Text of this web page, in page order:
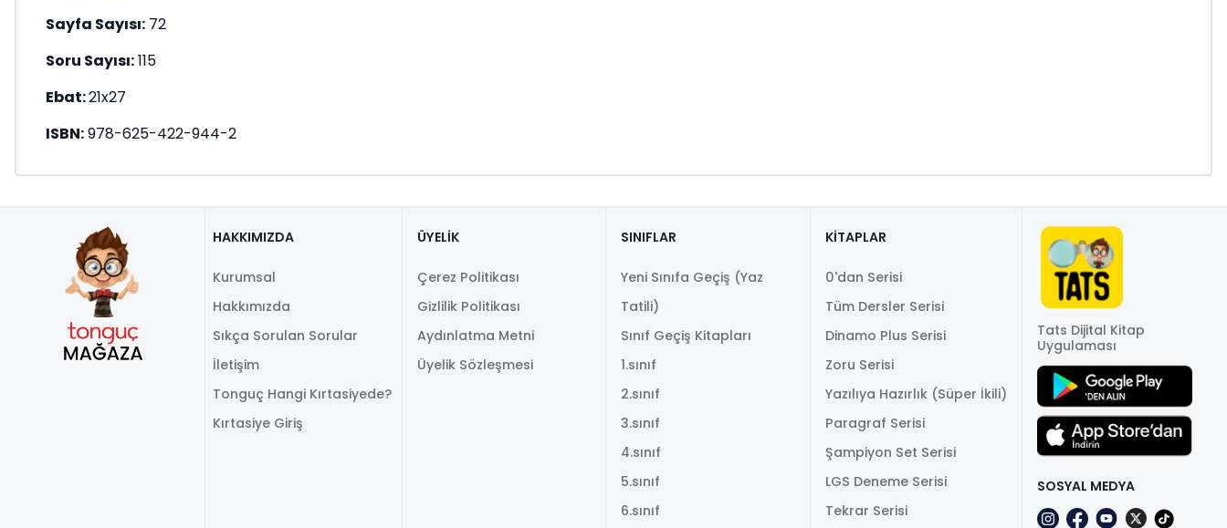
Sayfa Sayısı: 72
Soru Sayısı:115
Ebat:21x27
ISBN:978-625-422-944-2
HAKKIMIZDA
Kurumsal
Hakkımızda
Sıkça Sorulan Sorular
İletişim
Tonguç Hangi Kırtasiyede?
Kırtasiye Giriş
ÜYELİK
Çerez Politikası
Gizlilik Politikası
Aydınlatma Metni
Üyelik Sözleşmesi
SINIFLAR
Yeni Sınıfa Geçiş (Yaz
Tatili)
Sınıf Geçiş Kitapları
1.sınıf
2.sınıf
3.sınıf
4.sınıf
5.sınıf
6.sınıf
KİTAPLAR
0'dan Serisi
Tüm Dersler Serisi
Dinamo Plus Serisi
Zoru Serisi
Yazılıya Hazırlık (Süper İkili)
Paragraf Serisi
Şampiyon Set Serisi
LGS Deneme Serisi
Tekrar Serisi
Tats Dijital Kitap
Uygulaması
SOSYAL MEDYA